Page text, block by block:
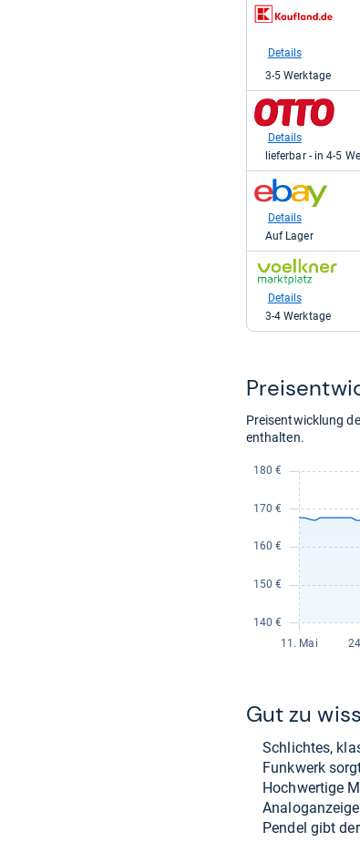
zum
Shop:
Kaufland
142,00
kaufen.
Details
3-5 Werktage
zum
Shop:
Otto.de
für
168,21
kaufen.
Details
lieferbar - in 4-5
zum
Shop:
für
kaufen.
Details
Auf Lager
zum
Shop:
Marktplatz
Details
3-4 Werktage
Preisentwicklung
enthalten.
Gut zu
Schlich­tes,
Funk­werk
Hoch­wer­tige
Pen­del gibt